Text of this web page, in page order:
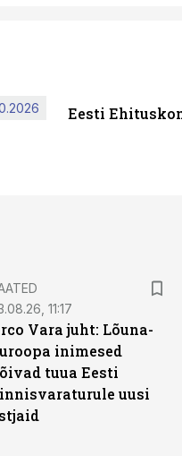
Eesti
11:17
Vara juht: Lõuna-
inimesed
tuua Eesti
uusi